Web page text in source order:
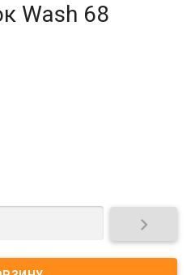
Wash 68
